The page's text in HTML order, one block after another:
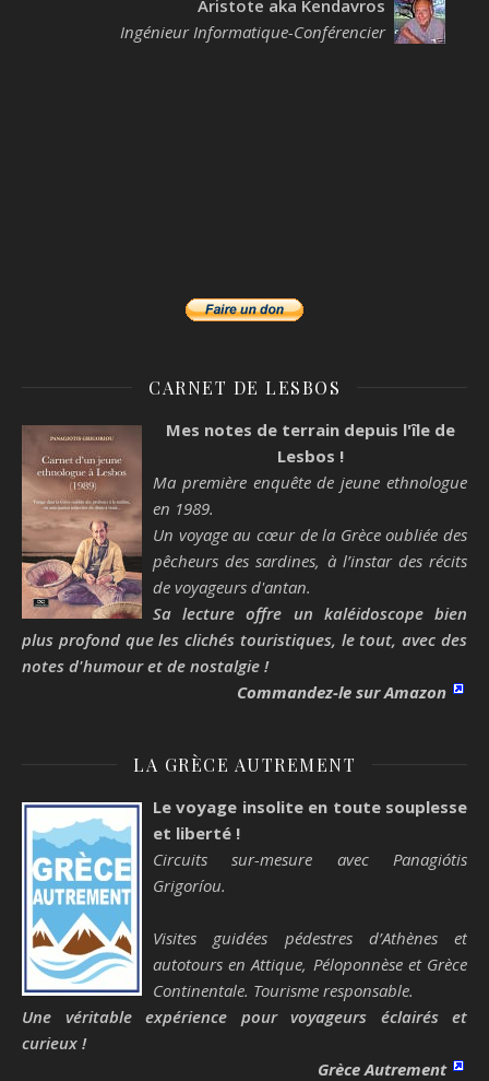
Aristote aka Kendavros
Ingénieur Informatique-Conférencier
CARNET DE LESBOS
Mes notes de terrain depuis l'île de
Lesbos !
Ma première enquête de jeune ethnologue
en 1989.
Un voyage au cœur de la Grèce oubliée des
pêcheurs des sardines, à l’instar des récits
de voyageurs d'antan.
Sa lecture offre un kaléidoscope bien
plus profond que les clichés touristiques, le tout, avec des
notes d'humour et de nostalgie !
Commandez-le sur Amazon
LA GRÈCE AUTREMENT
Le voyage insolite en toute souplesse
et liberté !
Circuits sur-mesure avec Panagiótis
Grigoríou.
Visites guidées pédestres d’Athènes et
autotours en Attique, Péloponnèse et Grèce
Continentale. Tourisme responsable.
Une véritable expérience pour voyageurs éclairés et
curieux !
Grèce Autrement